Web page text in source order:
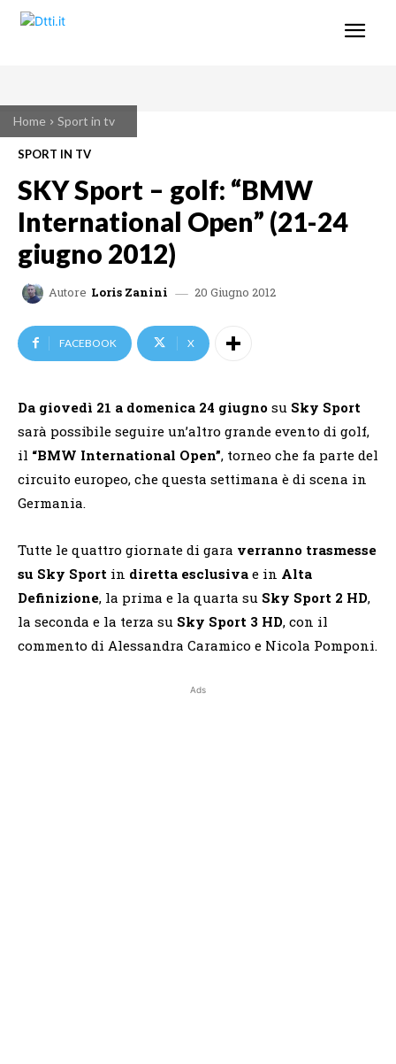
Home Sport in tv
SPORT IN TV
SKY Sport – golf: “BMW
International Open” (21-24
giugno 2012)
Autore Loris Zanini 20 Giugno 2012
FACEBOOK X
Da giovedì 21 a domenica 24 giugno su Sky Sport
sarà possibile seguire un’altro grande evento di golf,
il “BMW International Open”, torneo che fa parte del
circuito europeo, che questa settimana è di scena in
Germania.
Tutte le quattro giornate di gara verranno trasmesse
su Sky Sport in diretta esclusiva e in Alta
Definizione, la prima e la quarta su Sky Sport 2 HD,
la seconda e la terza su Sky Sport 3 HD, con il
commento di Alessandra Caramico e Nicola Pomponi.
Ads